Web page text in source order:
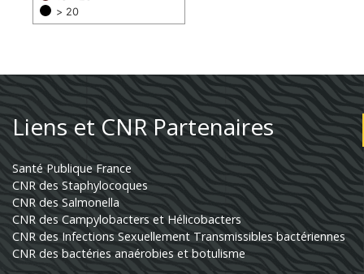
> 20
Liens et CNR Partenaires
Santé Publique France
CNR des Staphylocoques
CNR des Salmonella
CNR des Campylobacters et Hélicobacters
CNR des Infections Sexuellement Transmissibles bactériennes
CNR des bactéries anaérobies et botulisme